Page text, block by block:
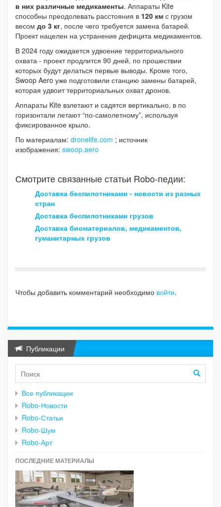
в них различные медикаменты. Аппараты Kite
способны преодолевать расстояния в 120 км с грузом
весом до 3 кг, после чего требуется замена батарей.
Проект нацелен на устранение дефицита медикаментов.
В 2024 году ожидается удвоение территориального
охвата - проект продлится 90 дней, по прошествии
которых будут делаться первые выводы. Кроме того,
Swoop Aero уже подготовили станцию замены батарей,
которая удвоит территориальных охват дронов.
Аппараты Kite взлетают и садятся вертикально, в по
горизонтали летают “по-самолетному”, используя
фиксированное крыло.
По материалам: dronelife.com ; источник
изображения: swoop.aero
Смотрите связанные статьи Robo-педии:
Доставка беспилотниками - новости из разных
стран
Доставка беспилотниками грузов
Доставка биоматериалов, медикаментов,
гуманитарных грузов
Чтобы добавить комментарий необходимо войти.
Публикации
Все публикации
Robo-Новости
Robo-Статьи
Robo-Шум
Robo-Арт
ПОСЛЕДНИЕ МАТЕРИАЛЫ